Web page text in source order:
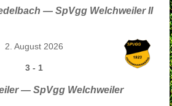
— SpVgg Welchweiler II
2. August 2026
3 - 1
— SpVgg Welchweiler